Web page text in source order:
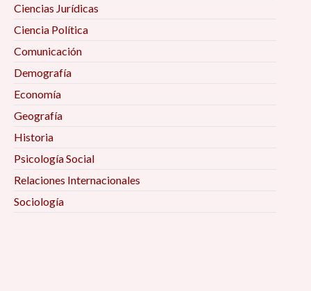
Ciencias Jurídicas
Ciencia Política
Comunicación
Demografía
Economía
Geografía
Historia
Psicología Social
Relaciones Internacionales
Sociología